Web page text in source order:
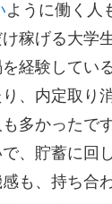
ように働く人
稼げる大学
経験してい
、内定取り
多かったで
、貯蓄に回
も、持ち合